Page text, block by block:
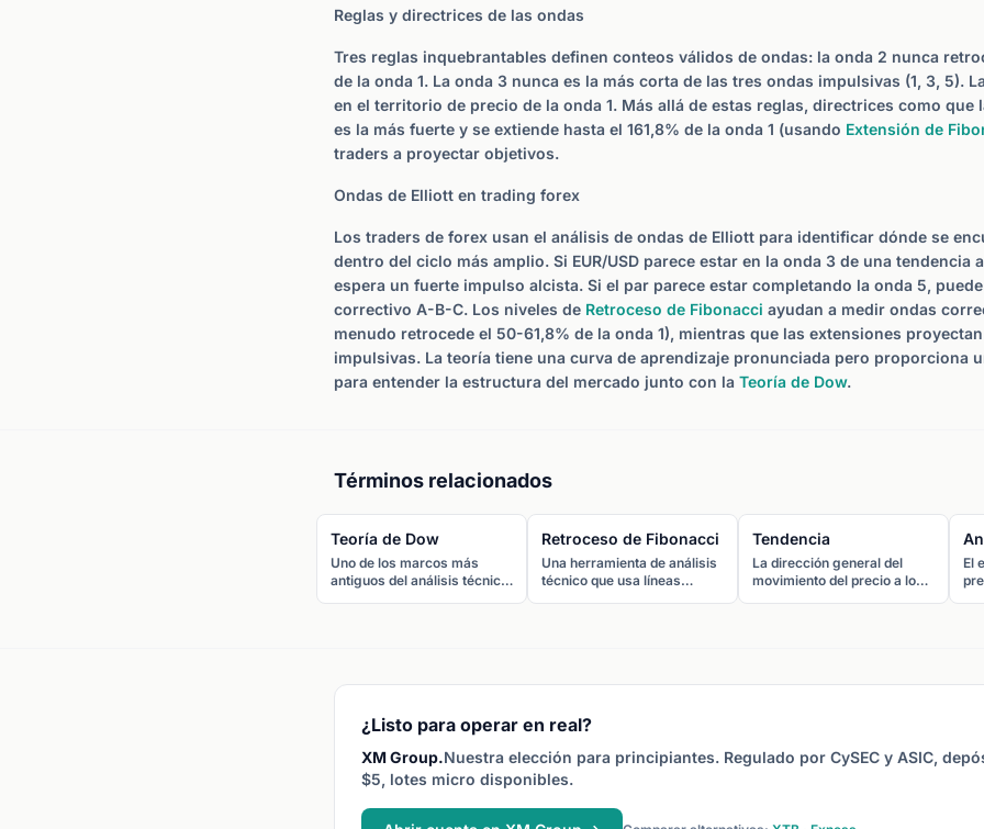
Reglas y directrices de las ondas
Tres reglas inquebrantables definen conteos válidos de ondas: la onda 2 nunca
de la onda 1. La onda 3 nunca es la más corta de las tres ondas impulsivas (1, 3, 5).
en el territorio de precio de la onda 1. Más allá de estas reglas, directrices como que
es la más fuerte y se extiende hasta el 161,8% de la onda 1 (usando Extensión de
traders a proyectar objetivos.
Ondas de Elliott en trading forex
Los traders de forex usan el análisis de ondas de Elliott para identificar dónde se
dentro del ciclo más amplio. Si EUR/USD parece estar en la onda 3 de una tendencia
espera un fuerte impulso alcista. Si el par parece estar completando la onda 5,
correctivo A-B-C. Los niveles de Retroceso de Fibonacci ayudan a medir ondas
menudo retrocede el 50-61,8% de la onda 1), mientras que las extensiones
impulsivas. La teoría tiene una curva de aprendizaje pronunciada pero proporciona
para entender la estructura del mercado junto con la Teoría de Dow.
Términos relacionados
Teoría de Dow
Uno de los marcos más
antiguos del análisis técnico,
o decrecientes (bajista).
Retroceso de Fibonacci
Una herramienta de análisis
técnico que usa líneas
soporte y resistencia donde
un retroceso.
Tendencia
La dirección general del
movimiento del precio a lo
decrecientes) o lateral.
El
¿Listo para operar en real?
XM Group.Nuestra elección para principiantes. Regulado por CySEC y ASIC,
$5, lotes micro disponibles.